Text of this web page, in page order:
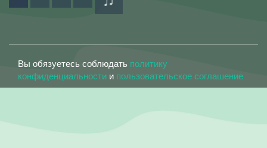
Вы обязуетесь соблюдать политику
конфиденциальности и пользовательское соглашение